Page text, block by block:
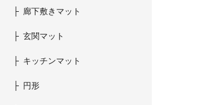
廊下敷きマット
玄関マット
キッチンマット
円形